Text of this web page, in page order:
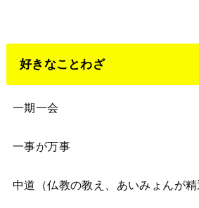
好きなことわざ
一期一会
一事が万事
中道（仏教の教え、あいみょんが精